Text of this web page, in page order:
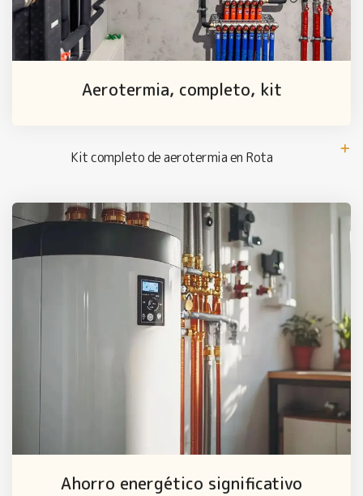
Aerotermia, completo, kit
Kit completo de aerotermia en Rota
Ahorro energético significativo